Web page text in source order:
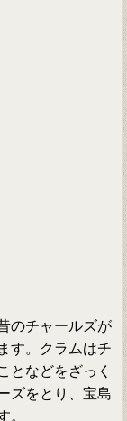
のチャールズが
す。クラムはチ
となどをざっく
ズをとり、宝島
。